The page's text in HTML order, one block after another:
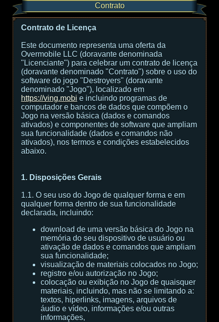
Contrato
Contrato de Licença
Este documento representa uma oferta da
Overmobile LLC (doravante denominada
"Licenciante") para celebrar um contrato de licença
(doravante denominado "Contrato") sobre o uso do
software do jogo "Destroyers" (doravante
denominado "Jogo"), localizado em
https://ving.mobi e incluindo programas de
computador e bancos de dados que compõem o
Jogo na versão básica (dados e comandos
ativados) e componentes de software que ampliam
sua funcionalidade (dados e comandos não
ativados), nos termos e condições estabelecidos
abaixo.
1. Disposições Gerais
1.1. O seu uso do Jogo de qualquer forma e em
qualquer forma dentro de sua funcionalidade
declarada, incluindo:
download de uma versão básica do Jogo na
memória do seu dispositivo de usuário ou
ativação de dados e comandos que ampliam
sua funcionalidade;
visualização de materiais colocados no Jogo;
registro e/ou autorização no Jogo;
colocação ou exibição no Jogo de quaisquer
materiais, incluindo, mas não se limitando a:
textos, hiperlinks, imagens, arquivos de
áudio e vídeo, informações e/ou outras
informações,